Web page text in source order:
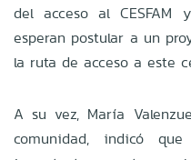
del acceso al CESFAM
esperan postular a un
la ruta de acceso a este
A su vez, María
comunidad, indicó